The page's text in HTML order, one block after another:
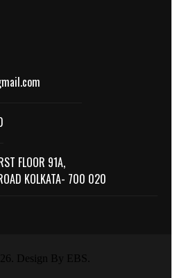
FLOOR 91A,
KOLKATA- 700 020
Design By EBS.